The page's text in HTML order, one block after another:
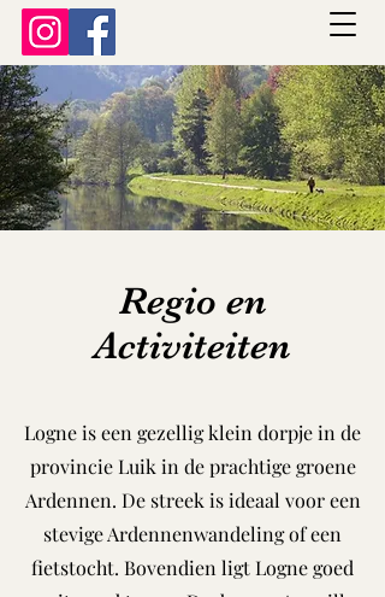
Regio en
Activiteiten
Logne is een gezellig klein dorpje in de
provincie Luik in de prachtige groene
Ardennen. De streek is ideaal voor een
stevige Ardennenwandeling of een
fietstocht. Bovendien ligt Logne goed